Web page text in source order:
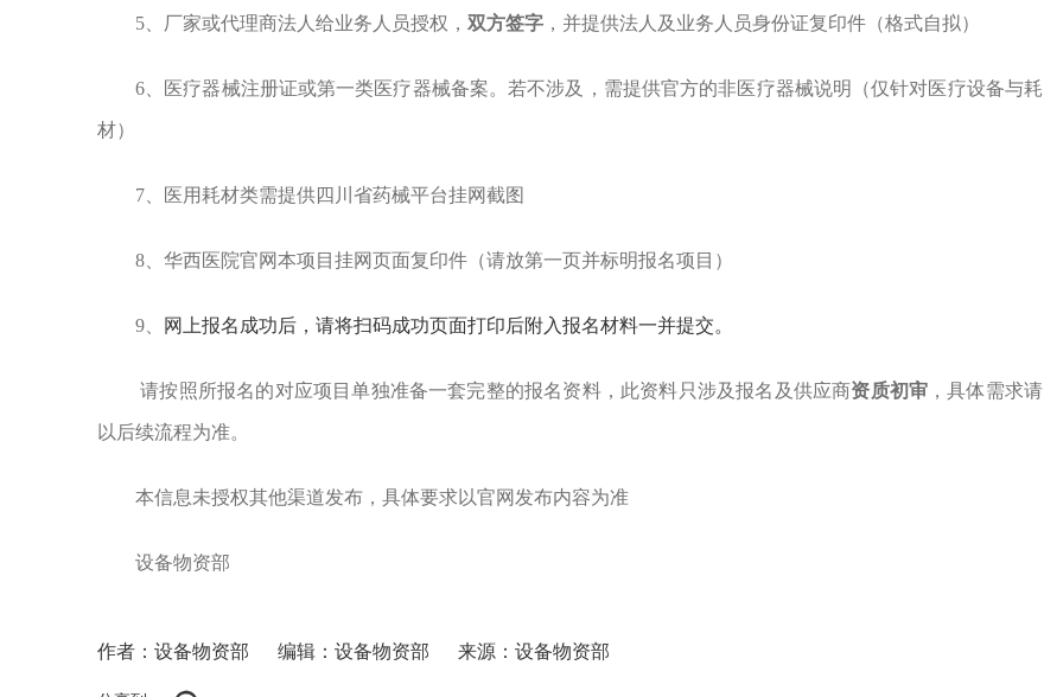
5、厂家或代理商法人给业务人员授权， 双方签字 ，并提供法人及业务人员身份证复印件（格式自拟）
6、医疗器械注册证或第一类医疗器械备案。若不涉及，需提供官方的非医疗器械说明（仅针对医疗设备与耗
材）
7、医用耗材类需提供四川省药械平台挂网截图
8、华西医院官网本项目挂网页面复印件（请放第一页并标明报名项目）
9、 网上报名成功后，请将扫码成功页面打印后附入报名材料一并提交。
请按照所报名的对应项目单独准备一套完整的报名资料，此资料只涉及报名及供应商资质初审 ，具体需求请
以后续流程为准。
本信息未授权其他渠道发布，具体要求以官网发布内容为准
设备物资部
作者：设备物资部 编辑：设备物资部 来源：设备物资部